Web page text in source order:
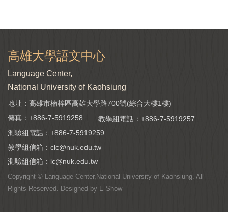
高雄大學語文中心
Language Center,
National University of Kaohsiung
地址：高雄市楠梓區高雄大學路700號(綜合大樓1樓)
傳真：+886-7-5919258
教學組電話： +886-7-5919257
測驗組電話： +886-7-5919259
教學組信箱： clc@nuk.edu.tw
測驗組信箱： lc@nuk.edu.tw
Copyright © Language Center,National University of Kaohsiung. All
Rights Reserved. Designed by E-Show